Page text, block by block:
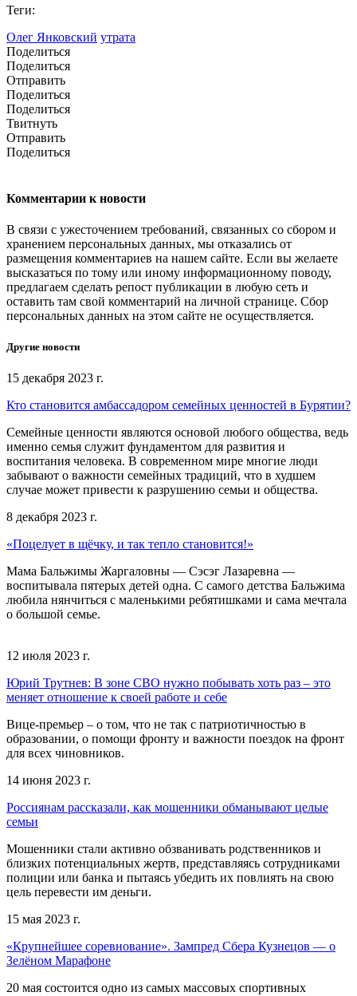
Теги:
Олег Янковский утрата
Поделиться
Поделиться
Отправить
Поделиться
Поделиться
Твитнуть
Отправить
Поделиться
Комментарии к новости
В связи с ужесточением требований, связанных со сбором и
хранением персональных данных, мы отказались от
размещения комментариев на нашем сайте. Если вы желаете
высказаться по тому или иному информационному поводу,
предлагаем сделать репост публикации в любую сеть и
оставить там свой комментарий на личной странице. Сбор
персональных данных на этом сайте не осуществляется.
Другие новости
15 декабря 2023 г.
Кто становится амбассадором семейных ценностей в Бурятии?
Семейные ценности являются основой любого общества, ведь
именно семья служит фундаментом для развития и
воспитания человека. В современном мире многие люди
забывают о важности семейных традиций, что в худшем
случае может привести к разрушению семьи и общества.
8 декабря 2023 г.
«Поцелует в щёчку, и так тепло становится!»
Мама Бальжимы Жаргаловны — Сэсэг Лазаревна —
воспитывала пятерых детей одна. С самого детства Бальжима
любила нянчиться с маленькими ребятишками и сама мечтала
о большой семье.
12 июля 2023 г.
Юрий Трутнев: В зоне СВО нужно побывать хоть раз – это
меняет отношение к своей работе и себе
Вице-премьер – о том, что не так с патриотичностью в
образовании, о помощи фронту и важности поездок на фронт
для всех чиновников.
14 июня 2023 г.
Россиянам рассказали, как мошенники обманывают целые
семьи
Мошенники стали активно обзванивать родственников и
близких потенциальных жертв, представляясь сотрудниками
полиции или банка и пытаясь убедить их повлиять на свою
цель перевести им деньги.
15 мая 2023 г.
«Крупнейшее соревнование». Зампред Сбера Кузнецов — о
Зелёном Марафоне
20 мая состоится одно из самых массовых спортивных